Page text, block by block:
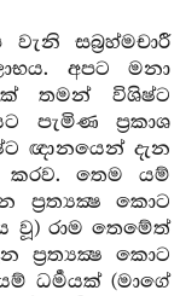
සබ්‍රහ්මචාරී
අපට මනා
තමන් විශිෂ්ට
පැමිණ ප්‍රකාශ
ඥානයෙන් දැන
කරව. තෙම යම්
ප්‍රත්‍යක්‍ෂ කොට
වූ) රාම තෙමේත්
ප්‍රත්‍යක්‍ෂ කොට
ධර්‍මයක් (මාගේ